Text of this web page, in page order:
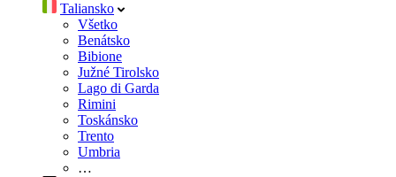
Taliansko
Všetko
Benátsko
Bibione
Južné Tirolsko
Lago di Garda
Rimini
Toskánsko
Trento
Umbria
…